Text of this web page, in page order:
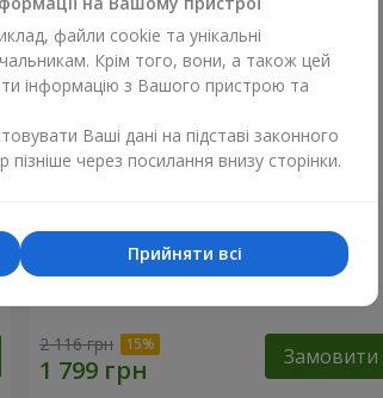
2 116 грн Замовити
файли cookie та унікальні
Крім того, вони, а також цей
інформацію з Вашого пристрою та
Ваші дані на підставі законного
пізніше через посилання внизу сторінки.
Прийняти всі